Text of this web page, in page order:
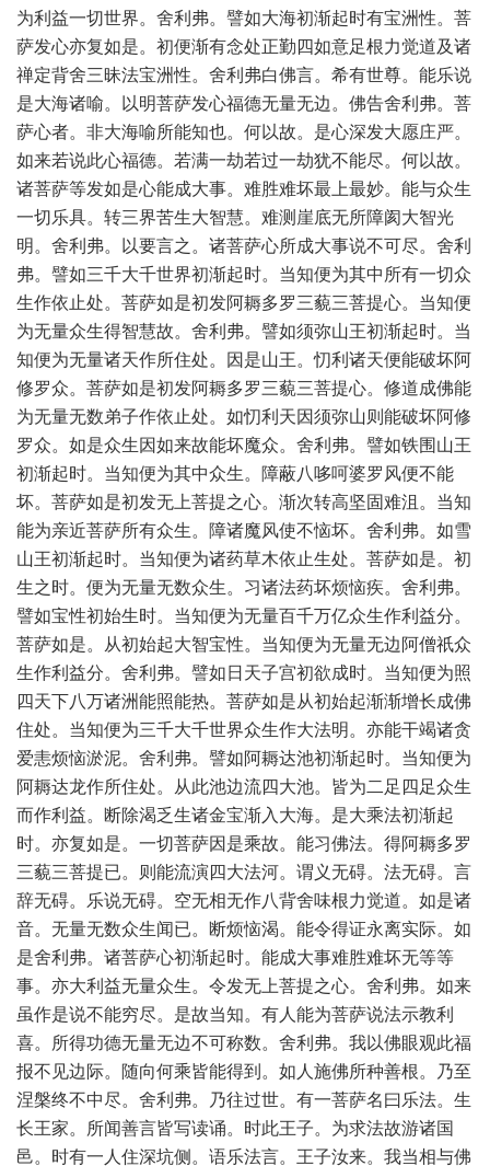
为利益一切世界。舍利弗。譬如大海初渐起时有宝洲性。菩
萨发心亦复如是。初便渐有念处正勤四如意足根力觉道及诸
禅定背舍三昧法宝洲性。舍利弗白佛言。希有世尊。能乐说
是大海诸喻。以明菩萨发心福德无量无边。佛告舍利弗。菩
萨心者。非大海喻所能知也。何以故。是心深发大愿庄严。
如来若说此心福德。若满一劫若过一劫犹不能尽。何以故。
诸菩萨等发如是心能成大事。难胜难坏最上最妙。能与众生
一切乐具。转三界苦生大智慧。难测崖底无所障阂大智光
明。舍利弗。以要言之。诸菩萨心所成大事说不可尽。舍利
弗。譬如三千大千世界初渐起时。当知便为其中所有一切众
生作依止处。菩萨如是初发阿耨多罗三藐三菩提心。当知便
为无量众生得智慧故。舍利弗。譬如须弥山王初渐起时。当
知便为无量诸天作所住处。因是山王。忉利诸天便能破坏阿
修罗众。菩萨如是初发阿耨多罗三藐三菩提心。修道成佛能
为无量无数弟子作依止处。如忉利天因须弥山则能破坏阿修
罗众。如是众生因如来故能坏魔众。舍利弗。譬如铁围山王
初渐起时。当知便为其中众生。障蔽八哆呵婆罗风便不能
坏。菩萨如是初发无上菩提之心。渐次转高坚固难沮。当知
能为亲近菩萨所有众生。障诸魔风使不恼坏。舍利弗。如雪
山王初渐起时。当知便为诸药草木依止生处。菩萨如是。初
生之时。便为无量无数众生。习诸法药坏烦恼疾。舍利弗。
譬如宝性初始生时。当知便为无量百千万亿众生作利益分。
菩萨如是。从初始起大智宝性。当知便为无量无边阿僧祇众
生作利益分。舍利弗。譬如日天子宫初欲成时。当知便为照
四天下八万诸洲能照能热。菩萨如是从初始起渐渐增长成佛
住处。当知便为三千大千世界众生作大法明。亦能干竭诸贪
爱恚烦恼淤泥。舍利弗。譬如阿耨达池初渐起时。当知便为
阿耨达龙作所住处。从此池边流四大池。皆为二足四足众生
而作利益。断除渴乏生诸金宝渐入大海。是大乘法初渐起
时。亦复如是。一切菩萨因是乘故。能习佛法。得阿耨多罗
三藐三菩提已。则能流演四大法河。谓义无碍。法无碍。言
辞无碍。乐说无碍。空无相无作八背舍味根力觉道。如是诸
音。无量无数众生闻已。断烦恼渴。能令得证永离实际。如
是舍利弗。诸菩萨心初渐起时。能成大事难胜难坏无等等
事。亦大利益无量众生。令发无上菩提之心。舍利弗。如来
虽作是说不能穷尽。是故当知。有人能为菩萨说法示教利
喜。所得功德无量无边不可称数。舍利弗。我以佛眼观此福
报不见边际。随向何乘皆能得到。如人施佛所种善根。乃至
涅槃终不中尽。舍利弗。乃往过世。有一菩萨名曰乐法。生
长王家。所闻善言皆写读诵。时此王子。为求法故游诸国
邑。时有一人住深坑侧。语乐法言。王子汝来。我当相与佛